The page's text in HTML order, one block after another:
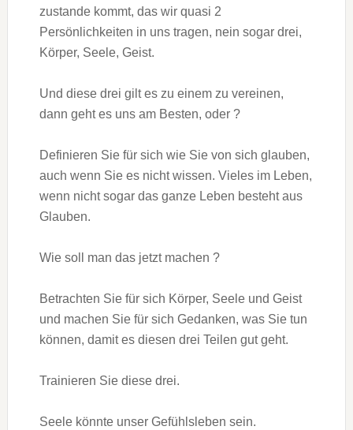
zustande kommt, das wir quasi 2
Persönlichkeiten in uns tragen, nein sogar drei,
Körper, Seele, Geist.
Und diese drei gilt es zu einem zu vereinen,
dann geht es uns am Besten, oder ?
Definieren Sie für sich wie Sie von sich glauben,
auch wenn Sie es nicht wissen. Vieles im Leben,
wenn nicht sogar das ganze Leben besteht aus
Glauben.
Wie soll man das jetzt machen ?
Betrachten Sie für sich Körper, Seele und Geist
und machen Sie für sich Gedanken, was Sie tun
können, damit es diesen drei Teilen gut geht.
Trainieren Sie diese drei.
Seele könnte unser Gefühlsleben sein.